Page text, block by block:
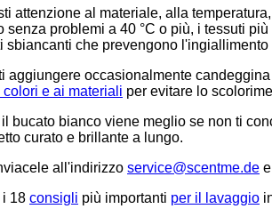
attenzione al materiale, alla
problemi a 40 °C o più, i tessuti
che prevengono
occasionalmente
e ai materiali per evitare lo
bucato bianco viene meglio se non ti
curato e brillante a lungo.
all'indirizzo service@scentme.de
i 18 consigli più importanti per il lavaggio